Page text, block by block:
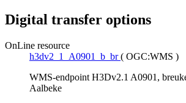
Digital transfer options
OnLine resource
h3dv2_1_A0901_b_br ( OGC:WMS )
WMS-endpoint H3Dv2.1 A0901,
Aalbeke